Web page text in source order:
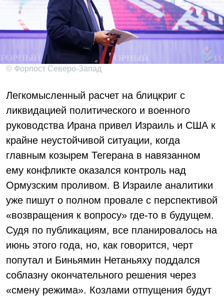
© Форпост Северо-Запад
Легкомысленный расчет на блицкриг с
ликвидацией политического и военного
руководства Ирана привел Израиль и США к
крайне неустойчивой ситуации, когда
главным козырем Тегерана в навязанном
ему конфликте оказался контроль над
Ормузским проливом. В Израиле аналитики
уже пишут о полном провале с перспективой
«возвращения к вопросу» где-то в будущем.
Судя по публикациям, все планировалось на
июнь этого года, но, как говорится, черт
попутал и Биньямин Нетаньяху поддался
соблазну окончательного решения через
«смену режима». Козлами отпущения будут